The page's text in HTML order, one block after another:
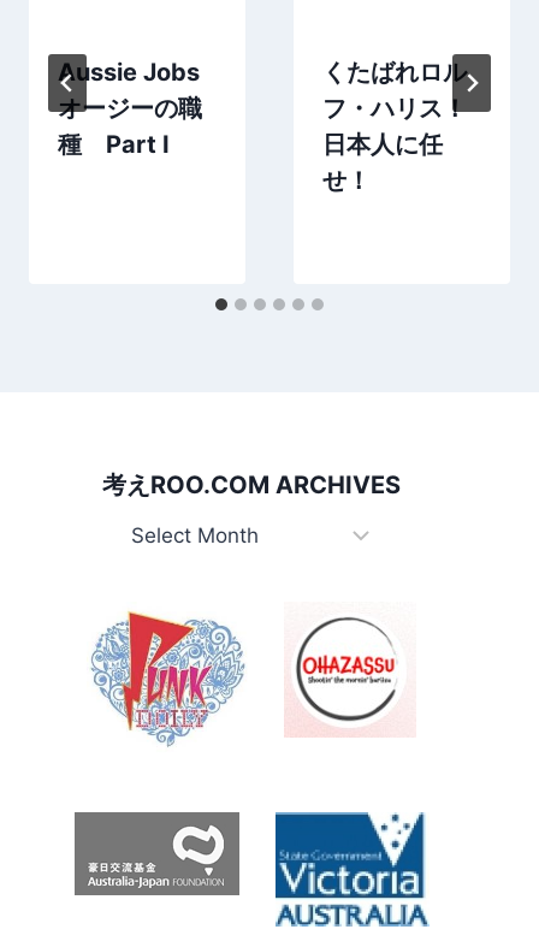
Aussie Jobs
オージーの職
種 Part I
くたばれロル
フ・ハリス！
日本人に任
せ！
考えROO.COM ARCHIVES
考
Archives